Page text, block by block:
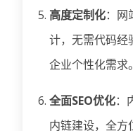
高度定制化：网
计，无需代码经
企业个性化需求。
全面SEO优化：
内链建设，全方